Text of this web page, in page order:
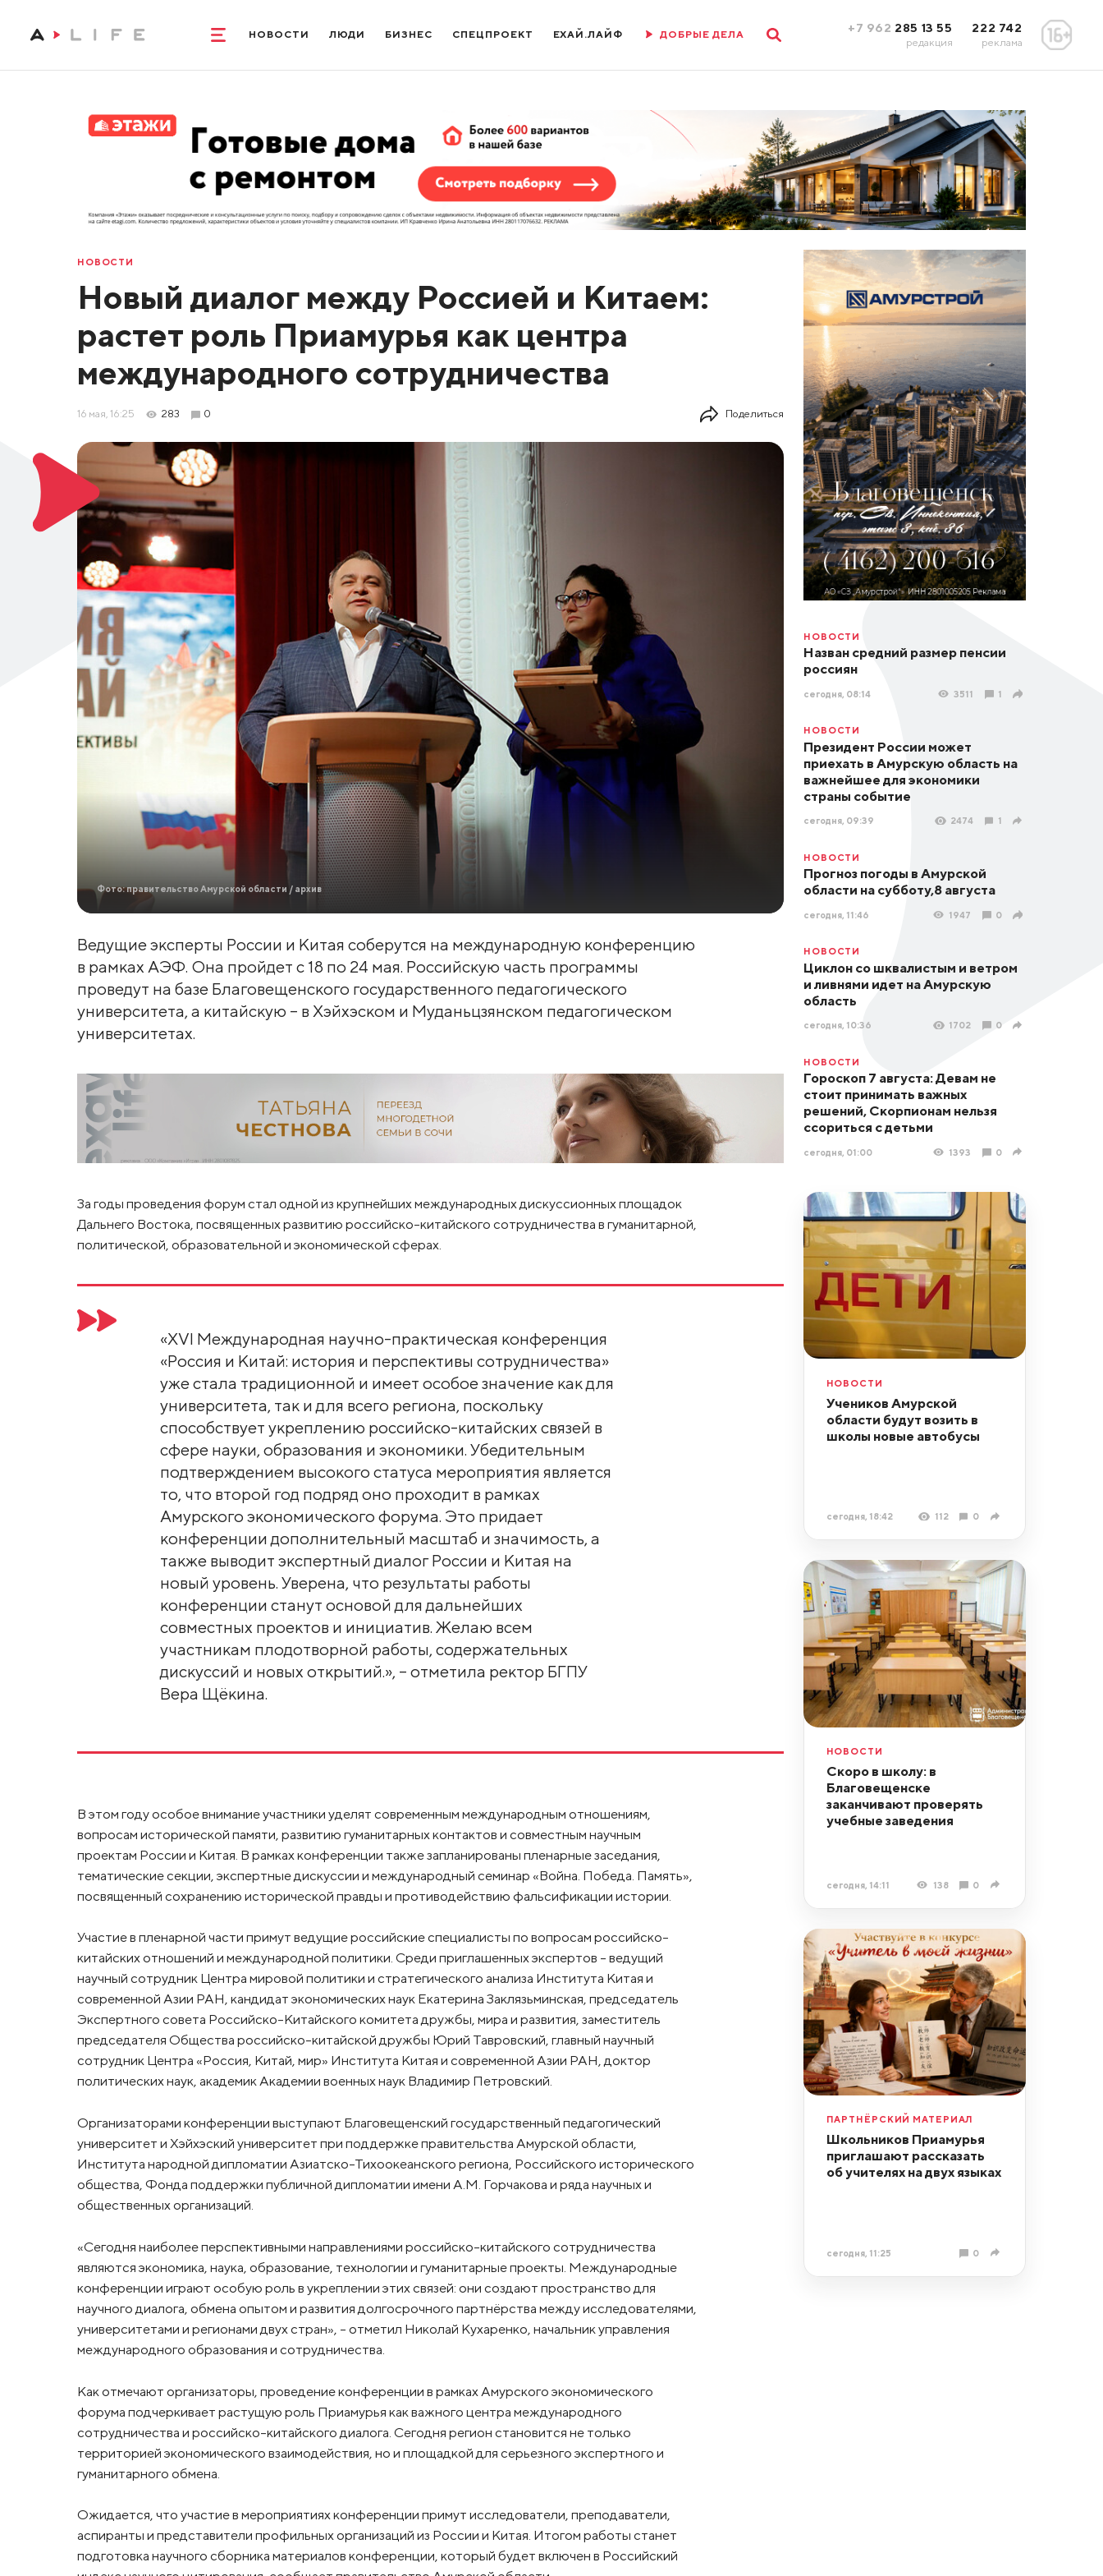
НОВОСТИ ЛЮДИ БИЗНЕС СПЕЦПРОЕКТ ЕХАЙ.ЛАЙФ ДОБРЫЕ ДЕЛА +7 962 285 13 55
редакция
222 742
реклама
НОВОСТИ
Новый диалог между Россией и Китаем:
растет роль Приамурья как центра
международного сотрудничества
16 мая, 16:25 283 0 Поделиться
Фото: правительство Амурской области / архив
Ведущие эксперты России и Китая соберутся на международную конференцию
в рамках АЭФ. Она пройдет с 18 по 24 мая. Российскую часть программы
проведут на базе Благовещенского государственного педагогического
университета, а китайскую – в Хэйхэском и Муданьцзянском педагогическом
университетах.
За годы проведения форум стал одной из крупнейших международных дискуссионных площадок
Дальнего Востока, посвященных развитию российско-китайского сотрудничества в гуманитарной,
политической, образовательной и экономической сферах.
«XVI Международная научно-практическая конференция
«Россия и Китай: история и перспективы сотрудничества»
уже стала традиционной и имеет особое значение как для
университета, так и для всего региона, поскольку
способствует укреплению российско-китайских связей в
сфере науки, образования и экономики. Убедительным
подтверждением высокого статуса мероприятия является
то, что второй год подряд оно проходит в рамках
Амурского экономического форума. Это придает
конференции дополнительный масштаб и значимость, а
также выводит экспертный диалог России и Китая на
новый уровень. Уверена, что результаты работы
конференции станут основой для дальнейших
совместных проектов и инициатив. Желаю всем
участникам плодотворной работы, содержательных
дискуссий и новых открытий.», – отметила ректор БГПУ
Вера Щёкина.
В этом году особое внимание участники уделят современным международным отношениям,
вопросам исторической памяти, развитию гуманитарных контактов и совместным научным
проектам России и Китая. В рамках конференции также запланированы пленарные заседания,
тематические секции, экспертные дискуссии и международный семинар «Война. Победа. Память»,
посвященный сохранению исторической правды и противодействию фальсификации истории.
Участие в пленарной части примут ведущие российские специалисты по вопросам российско-
китайских отношений и международной политики. Среди приглашенных экспертов – ведущий
научный сотрудник Центра мировой политики и стратегического анализа Института Китая и
современной Азии РАН, кандидат экономических наук Екатерина Заклязьминская, председатель
Экспертного совета Российско-Китайского комитета дружбы, мира и развития, заместитель
председателя Общества российско-китайской дружбы Юрий Тавровский, главный научный
сотрудник Центра «Россия, Китай, мир» Института Китая и современной Азии РАН, доктор
политических наук, академик Академии военных наук Владимир Петровский.
Организаторами конференции выступают Благовещенский государственный педагогический
университет и Хэйхэский университет при поддержке правительства Амурской области,
Института народной дипломатии Азиатско-Тихоокеанского региона, Российского исторического
общества, Фонда поддержки публичной дипломатии имени А.М. Горчакова и ряда научных и
общественных организаций.
«Сегодня наиболее перспективными направлениями российско-китайского сотрудничества
являются экономика, наука, образование, технологии и гуманитарные проекты. Международные
конференции играют особую роль в укреплении этих связей: они создают пространство для
научного диалога, обмена опытом и развития долгосрочного партнёрства между исследователями,
университетами и регионами двух стран», – отметил Николай Кухаренко, начальник управления
международного образования и сотрудничества.
Как отмечают организаторы, проведение конференции в рамках Амурского экономического
форума подчеркивает растущую роль Приамурья как важного центра международного
сотрудничества и российско-китайского диалога. Сегодня регион становится не только
территорией экономического взаимодействия, но и площадкой для серьезного экспертного и
гуманитарного обмена.
Ожидается, что участие в мероприятиях конференции примут исследователи, преподаватели,
аспиранты и представители профильных организаций из России и Китая. Итогом работы станет
подготовка научного сборника материалов конференции, который будет включен в Российский
НОВОСТИ
Назван средний размер пенсии
россиян
сегодня, 08:14 3511 1
НОВОСТИ
Президент России может
приехать в Амурскую область на
важнейшее для экономики
страны событие
сегодня, 09:39 2474 1
НОВОСТИ
Прогноз погоды в Амурской
области на субботу,8 августа
сегодня, 11:46 1947 0
НОВОСТИ
Циклон со шквалистым и ветром
и ливнями идет на Амурскую
область
сегодня, 10:36 1702 0
НОВОСТИ
Гороскоп 7 августа: Девам не
стоит принимать важных
решений, Скорпионам нельзя
ссориться с детьми
сегодня, 01:00 1393 0
НОВОСТИ
Учеников Амурской
области будут возить в
школы новые автобусы
сегодня, 18:42 112 0
НОВОСТИ
Скоро в школу: в
Благовещенске
заканчивают проверять
учебные заведения
сегодня, 14:11 138 0
ПАРТНЁРСКИЙ МАТЕРИАЛ
Школьников Приамурья
приглашают рассказать
об учителях на двух языках
сегодня, 11:25 0